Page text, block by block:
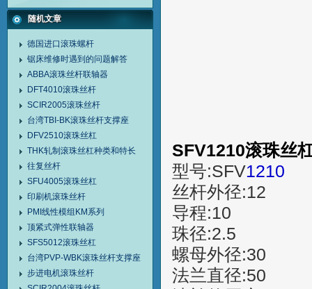
随机文章
德国进口滚珠螺杆
锯床维修时遇到的问题解答
ABBA滚珠丝杆联轴器
DFT4010滚珠丝杆
SCIR2005滚珠丝杆
台湾TBI-BK滚珠丝杆支撑座
DFV2510滚珠丝杠
THK轧制滚珠丝杠种类和特长
往复丝杆
SFU4005滚珠丝杠
印刷机滚珠丝杆
PMI线性模组KM系列
顶紧式弹性联轴器
SFS5012滚珠丝杠
台湾PVP-WBK滚珠丝杆支撑座
步进电机滚珠丝杆
SFV1210滚珠丝
型号:SFV1210
丝杆外径:12
导程:10
珠径:2.5
螺母外径:30
法兰直径:50